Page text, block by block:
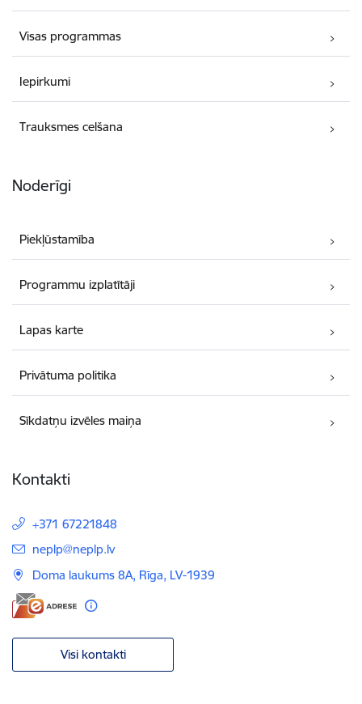
Visas programmas
Iepirkumi
Trauksmes celšana
Noderīgi
Piekļūstamība
Programmu izplatītāji
Lapas karte
Privātuma politika
Sīkdatņu izvēles maiņa
Kontakti
+371 67221848
E-pasts:
neplp@neplp.lv
Doma laukums 8A, Rīga, LV-1939
Visi kontakti